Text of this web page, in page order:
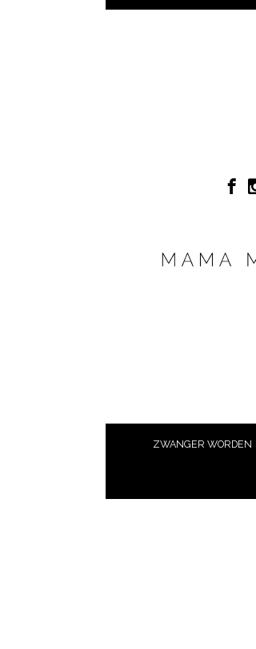
ZWANGER WORDEN